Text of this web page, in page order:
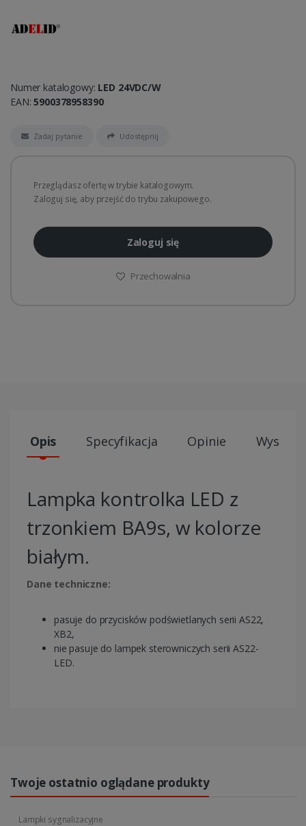
Numer katalogowy: LED 24VDC/W
EAN:5900378958390
Zadaj pytanie Udostępnij
Przeglądasz ofertę w trybie katalogowym.
Zaloguj się, aby przejść do trybu zakupowego.
Zaloguj się
Przechowalnia
Opis Specyfikacja Opinie Wysyłki
Lampka kontrolka LED z
trzonkiem BA9s, w kolorze
białym.
Dane techniczne:
pasuje do przycisków podświetlanych serii AS22,
XB2,
nie pasuje do lampek sterowniczych serii AS22-
LED.
Twoje ostatnio oglądane produkty
Lampki sygnalizacyjne